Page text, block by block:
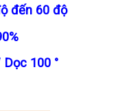
đến 60 độ
100 °